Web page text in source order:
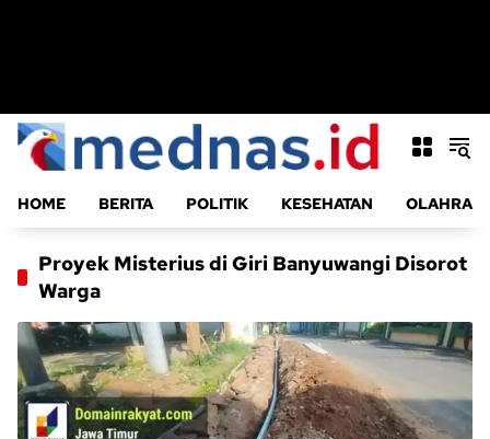
HOME BERITA POLITIK KESEHATAN
Proyek Misterius di Giri Banyuwangi Disorot
Warga